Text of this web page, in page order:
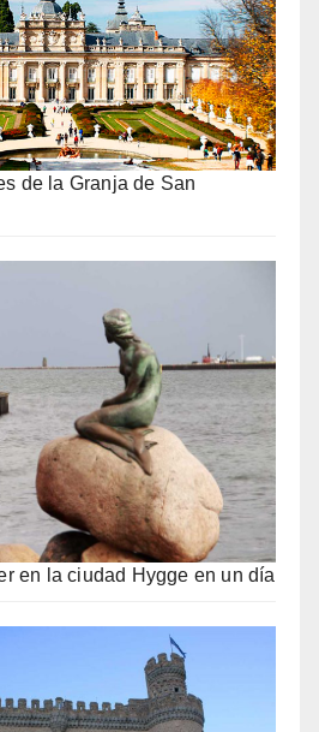
de la Granja de San
en la ciudad Hygge en un día